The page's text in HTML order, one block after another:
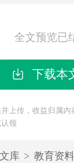
全文预览已
下载本
上传，收益归属内
领
库 > 教育资料